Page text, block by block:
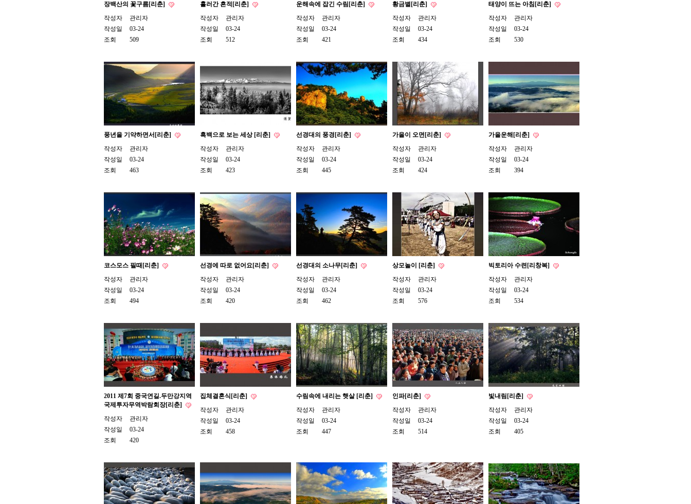
장백산의 꽃구름[리춘]
작성자
관리자
작성일
03-24
조회
509
흘러간 흔적[리춘]
작성자
관리자
작성일
03-24
조회
512
운해속에 잡긴 수림[리춘]
작성자
관리자
작성일
03-24
조회
421
황금별[리춘]
작성자
관리자
작성일
03-24
조회
434
태양이 뜨는 아침[리춘]
작성자
관리자
작성일
03-24
조회
530
풍년을 기약하면서[리춘]
작성자
관리자
작성일
03-24
조회
463
흑백으로 보는 세상 [리춘]
작성자
관리자
작성일
03-24
조회
423
선경대의 풍경[리춘]
작성자
관리자
작성일
03-24
조회
445
가을이 오면[리춘]
작성자
관리자
작성일
03-24
조회
424
가을운해[리춘]
작성자
관리자
작성일
03-24
조회
394
코스모스 필때[리춘]
작성자
관리자
작성일
03-24
조회
494
선경에 따로 없어요[리춘]
작성자
관리자
작성일
03-24
조회
420
선경대의 소나무[리춘]
작성자
관리자
작성일
03-24
조회
462
상모놀이 [리춘]
작성자
관리자
작성일
03-24
조회
576
빅토리아 수련[리창복]
작성자
관리자
작성일
03-24
조회
534
2011 제7회 중국연길.두만강지역
국제투자무역박람회장[리춘]
작성자
관리자
작성일
03-24
조회
420
집체결혼식[리춘]
작성자
관리자
작성일
03-24
조회
458
수림속에 내리는 햇살 [리춘]
작성자
관리자
작성일
03-24
조회
447
인파[리춘]
작성자
관리자
작성일
03-24
조회
514
빛내림[리춘]
작성자
관리자
작성일
03-24
조회
405